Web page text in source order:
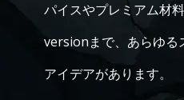
パイスやプレミアム材
versionまで、あらゆる
アイデアがあります。